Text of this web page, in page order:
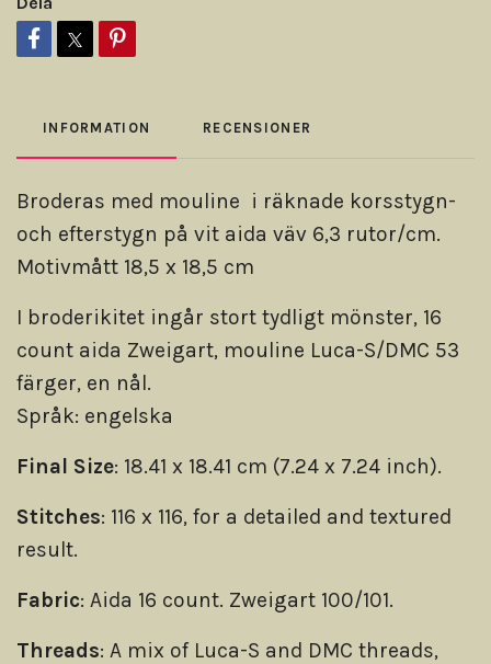
INFORMATION RECENSIONER
Broderas med mouline i räknade korsstygn-
och efterstygn på vit aida väv 6,3 rutor/cm.
Motivmått 18,5 x 18,5 cm
I broderikitet ingår stort tydligt mönster, 16
count aida Zweigart, mouline Luca-S/DMC 53
färger, en nål.
Språk: engelska
Final Size: 18.41 x 18.41 cm (7.24 x 7.24 inch).
Stitches: 116 x 116, for a detailed and textured
result.
Fabric: Aida 16 count. Zweigart 100/101.
Threads: A mix of Luca-S and DMC threads,